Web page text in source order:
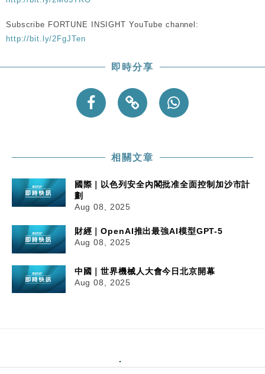
Subscribe FORTUNE INSIGHT YouTube channel:
http://bit.ly/2FgJTen
即時分享
相關文章
國際｜以色列安全內閣批准全面控制加沙市計
劃
Aug 08, 2025
財經｜OpenAI推出最強AI模型GPT-5
Aug 08, 2025
中國｜世界機械人大會今日北京開幕
Aug 08, 2025